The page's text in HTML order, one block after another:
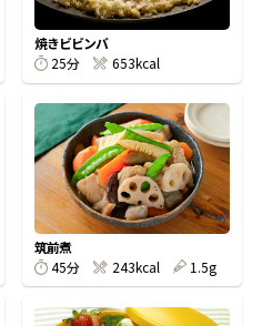
ストレートつゆ
茶碗蒸し
焼きビビンバ
25分
653kcal
筑前煮
45分
243kcal 1.5g